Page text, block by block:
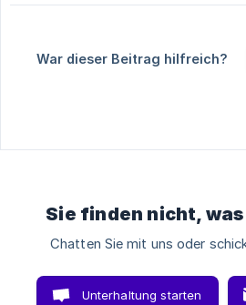
War dieser Beitrag hilfreich?
Sie finden nicht,
Chatten Sie mit uns oder
Unterhaltung starten